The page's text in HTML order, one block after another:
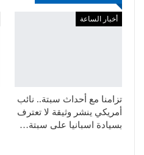
أخبار الساعة
تزامنا مع أحداث سبتة.. نائب
أمريكي ينشر وثيقة لا تعترف
بسيادة اسبانيا على سبتة…